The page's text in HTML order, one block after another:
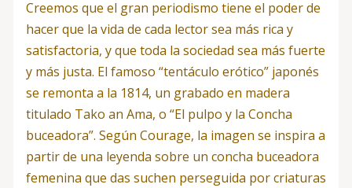
Creemos que el gran periodismo tiene el poder de
hacer que la vida de cada lector sea más rica y
satisfactoria, y que toda la sociedad sea más fuerte
y más justa. El famoso “tentáculo erótico” japonés
se remonta a la 1814, un grabado en madera
titulado Tako an Ama, o “El pulpo y la Concha
buceadora”. Según Courage, la imagen se inspira a
partir de una leyenda sobre un concha buceadora
femenina que das suchen perseguida por criaturas